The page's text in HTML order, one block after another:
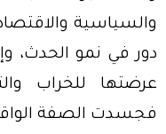
والسياسية
دور في نمو الحدث،
عرضتها للخراب
فجسدت الصفة